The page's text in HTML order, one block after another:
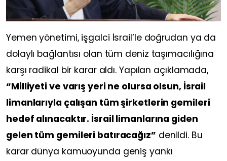
Yemen yönetimi, işgalci İsrail’le doğrudan ya da
dolaylı bağlantısı olan tüm deniz taşımacılığına
karşı radikal bir karar aldı. Yapılan açıklamada,
“Milliyeti ve varış yeri ne olursa olsun, İsrail
limanlarıyla çalışan tüm şirketlerin gemileri
hedef alınacaktır. İsrail limanlarına giden
gelen tüm gemileri batıracağız” denildi. Bu
karar dünya kamuoyunda geniş yankı